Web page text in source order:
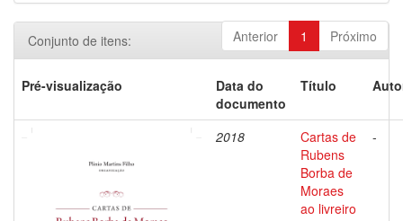
Anterior 1 Próximo
Conjunto de itens:
Pré-visualização
Data do
documento
Título
2018
Cartas de
Rubens
Borba de
Moraes
ao livreiro
-